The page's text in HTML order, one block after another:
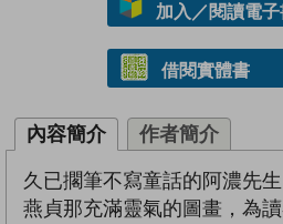
加入／閱讀電子
借閱實體書
內容簡介 作者簡介
久已擱筆不寫童話的阿濃先
燕貞那充滿靈氣的圖畫，為